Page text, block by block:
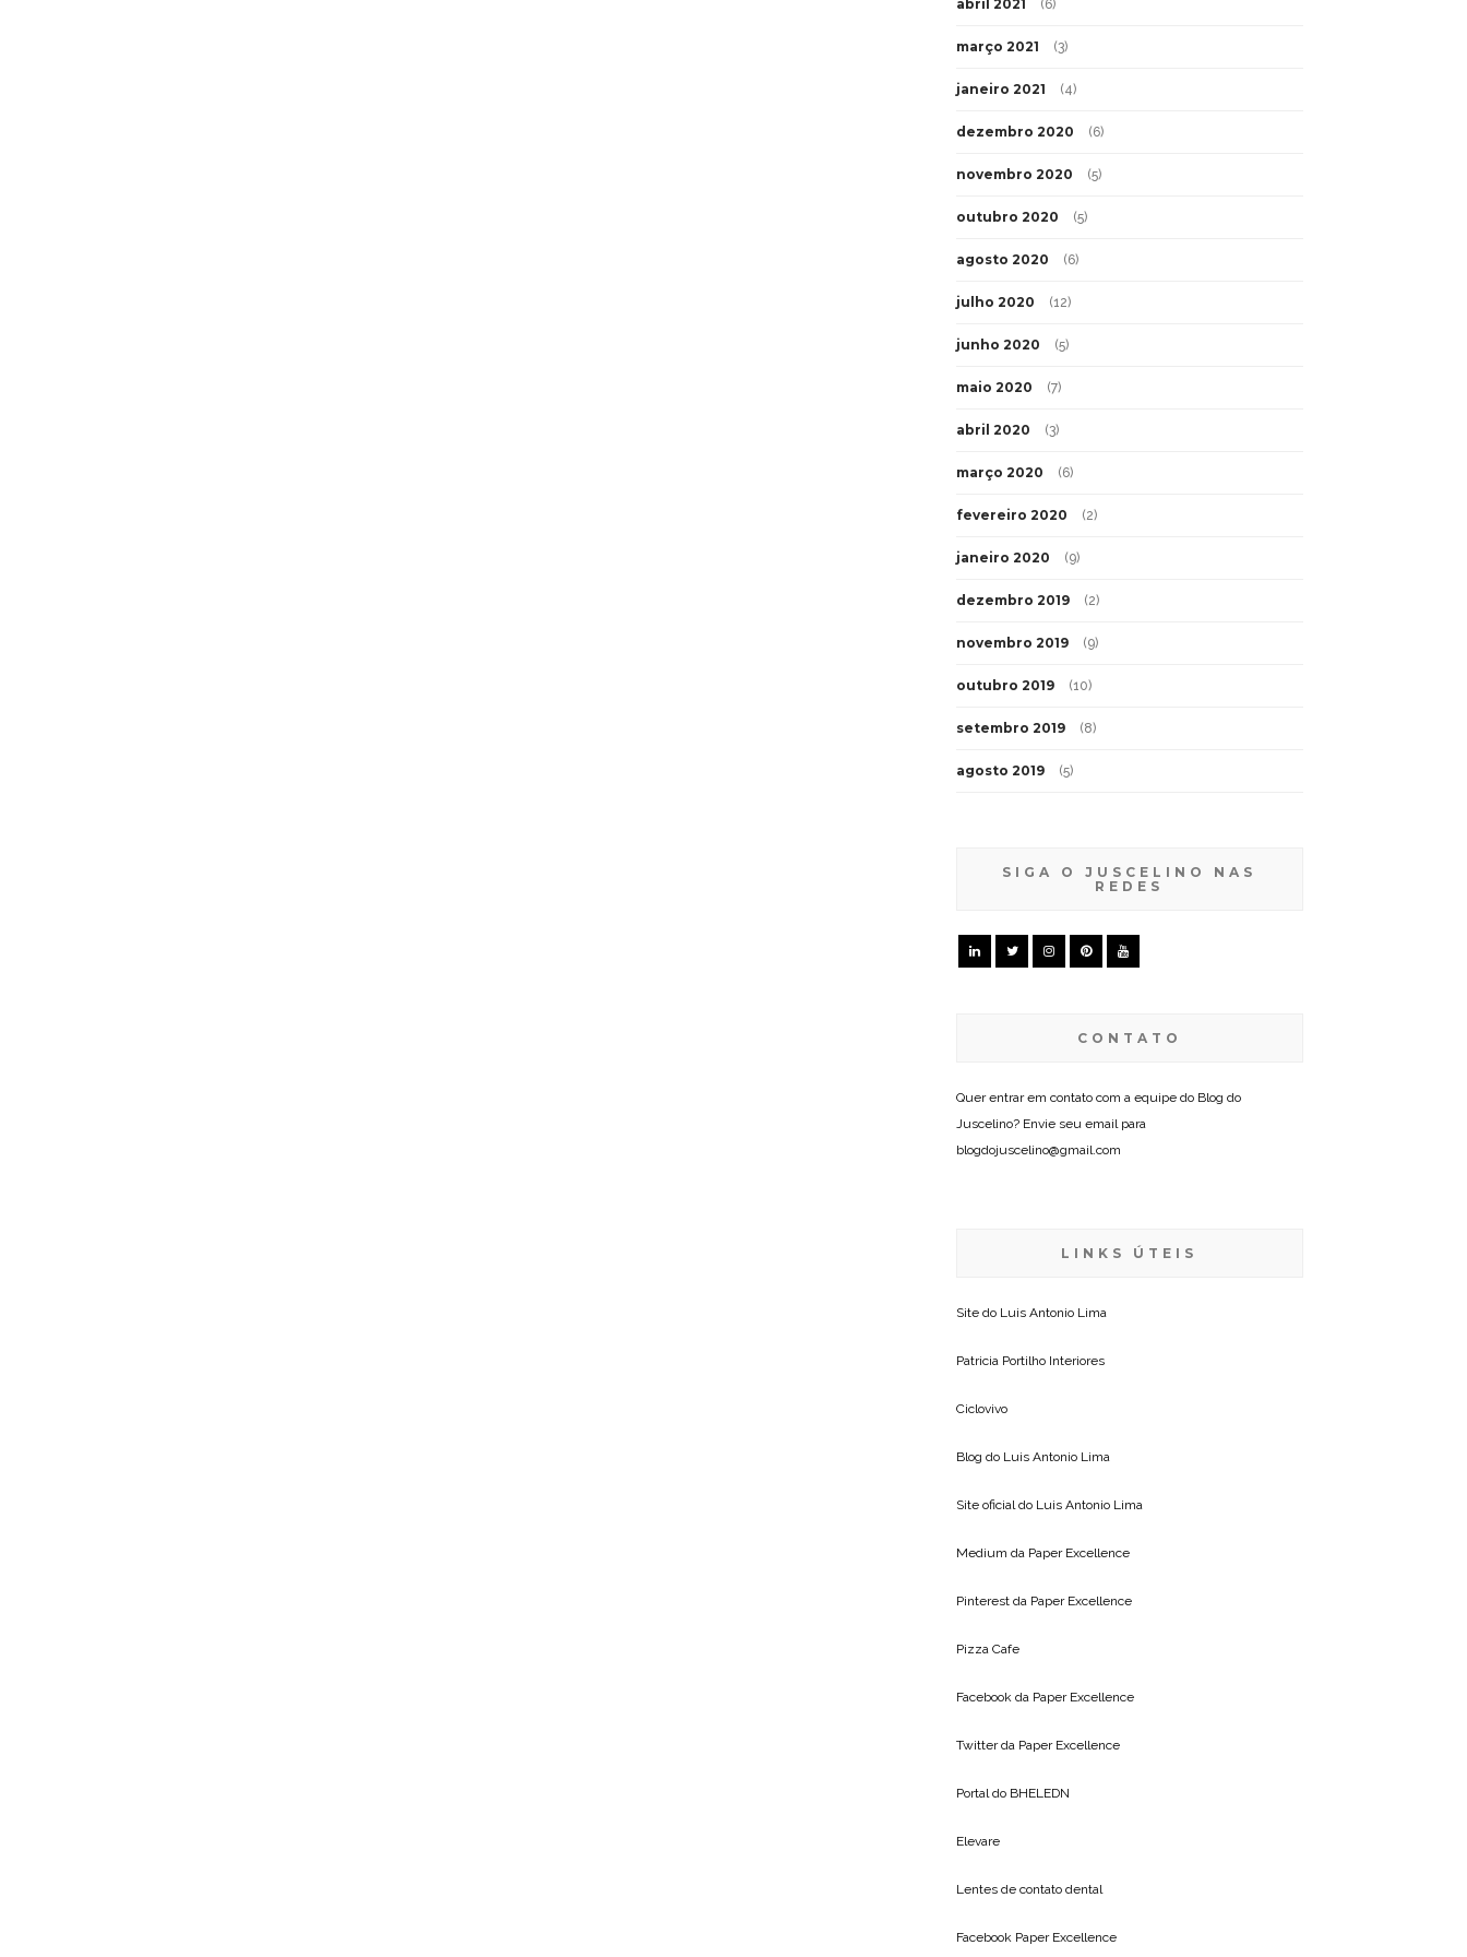
abril 2021 (6)
março 2021 (3)
janeiro 2021 (4)
dezembro 2020 (6)
novembro 2020 (5)
outubro 2020 (5)
agosto 2020 (6)
julho 2020 (12)
junho 2020 (5)
maio 2020 (7)
abril 2020 (3)
março 2020 (6)
fevereiro 2020 (2)
janeiro 2020 (9)
dezembro 2019 (2)
novembro 2019 (9)
outubro 2019 (10)
setembro 2019 (8)
agosto 2019 (5)
SIGA O JUSCELINO NAS
REDES
CONTATO
Quer entrar em contato com a equipe do Blog do
Juscelino? Envie seu email para
blogdojuscelino@gmail.com
LINKS ÚTEIS
Site do Luis Antonio Lima
Patricia Portilho Interiores
Ciclovivo
Blog do Luis Antonio Lima
Site oficial do Luis Antonio Lima
Medium da Paper Excellence
Pinterest da Paper Excellence
Pizza Cafe
Facebook da Paper Excellence
Twitter da Paper Excellence
Portal do BHELEDN
Elevare
Lentes de contato dental
Facebook Paper Excellence